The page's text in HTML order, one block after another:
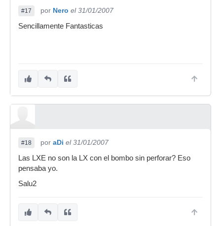
#17 por Nero el 31/01/2007
Sencillamente Fantasticas
#18 por aDi el 31/01/2007
Las LXE no son la LX con el bombo sin perforar? Eso
pensaba yo.
Salu2